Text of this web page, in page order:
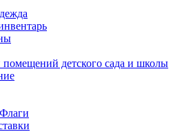
помещений детского сада и школы